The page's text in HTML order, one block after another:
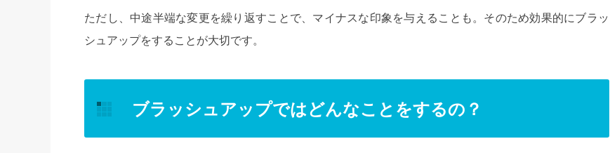
ただし、中途半端な変更を繰り返すことで、マイナスな印象を与えることも。そのため効果的にブラッ
シュアップをすることが大切です。
ブラッシュアップではどんなことをするの？